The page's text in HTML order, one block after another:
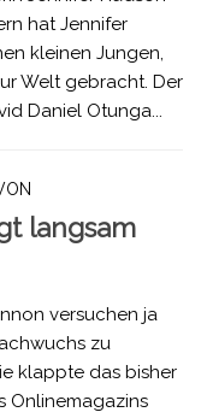
hat Jennifer
kleinen Jungen,
Welt gebracht. Der
Daniel Otunga...
langsam
versuchen ja
zu
klappte das bisher
Onlinemagazins